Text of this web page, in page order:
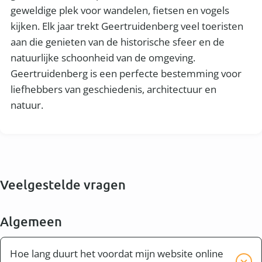
geweldige plek voor wandelen, fietsen en vogels
kijken. Elk jaar trekt Geertruidenberg veel toeristen
aan die genieten van de historische sfeer en de
natuurlijke schoonheid van de omgeving.
Geertruidenberg is een perfecte bestemming voor
liefhebbers van geschiedenis, architectuur en
natuur.
Veelgestelde vragen
Algemeen
Hoe lang duurt het voordat mijn website online